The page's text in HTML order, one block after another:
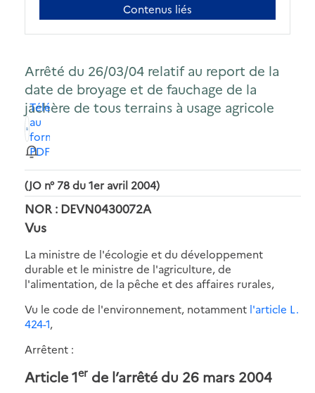
Contenus liés
Arrêté du 26/03/04 relatif au report de la
date de broyage et de fauchage de la
jachère de tous terrains à usage agricole
Télécharger
au
format
PDF
(JO n° 78 du 1er avril 2004)
NOR : DEVN0430072A
Vus
La ministre de l'écologie et du développement
durable et le ministre de l'agriculture, de
l'alimentation, de la pêche et des affaires rurales,
Vu le code de l'environnement, notamment l'article L.
424-1,
Arrêtent :
Article 1er de l’arrêté du 26 mars 2004